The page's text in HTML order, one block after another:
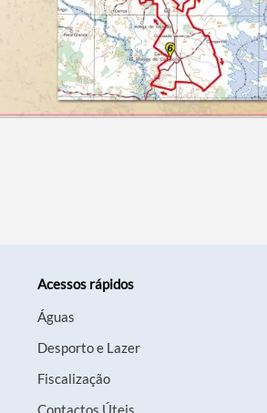
Acessos rápidos
Águas
Desporto e Lazer
Fiscalização
Contactos Úteis